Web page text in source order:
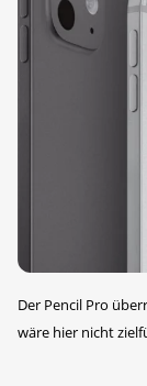
Der Pencil Pro
wäre hier nicht